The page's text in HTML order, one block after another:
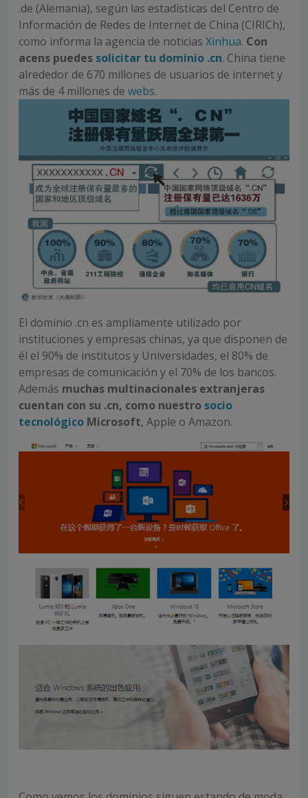
.de (Alemania), según las estadísticas del Centro de
Información de Redes de Internet de China (CIRICh),
como informa la agencia de noticias Xinhua. Con
acens puedes solicitar tu dominio .cn. China tiene
alrededor de 670 millones de usuarios de internet y
más de 4 millones de webs.
El dominio .cn es ampliamente utilizado por
instituciones y empresas chinas, ya que disponen de
él el 90% de institutos y Universidades, el 80% de
empresas de comunicación y el 70% de los bancos.
Además muchas multinacionales extranjeras
cuentan con su .cn, como nuestro socio
tecnológico Microsoft, Apple o Amazon.